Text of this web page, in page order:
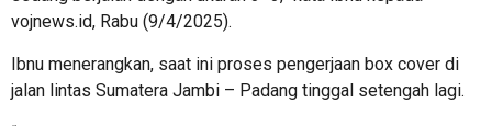
vojnews.id, Rabu (9/4/2025).
Ibnu menerangkan, saat ini proses pengerjaan box cover di
jalan lintas Sumatera Jambi – Padang tinggal setengah lagi.